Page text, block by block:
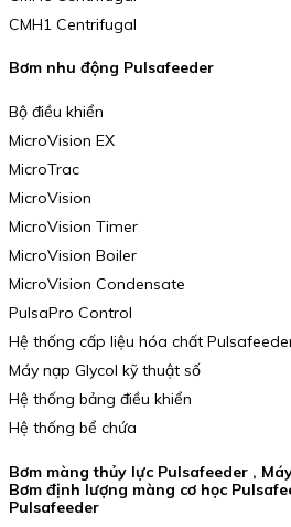
CMH1 Centrifugal
Bơm nhu động Pulsafeeder
Bộ điều khiển
MicroVision EX
MicroTrac
MicroVision
MicroVision Timer
MicroVision Boiler
MicroVision Condensate
PulsaPro Control
Hệ thống cấp liệu hóa chất
Máy nạp Glycol kỹ thuật số
Hệ thống bảng điều khiển
Hệ thống bể chứa
Bơm màng thủy lực Pulsafeeder ,
Bơm định lượng màng cơ học
Pulsafeeder